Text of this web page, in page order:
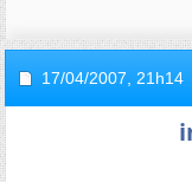
17/04/2007, 21h14